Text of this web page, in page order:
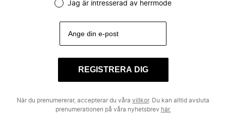
Jag är intresserad av herrmode
REGISTRERA DIG
När du prenumererar, accepterar du våra villkor. Du kan alltid avsluta
prenumerationen på våra nyhetsbrev här.